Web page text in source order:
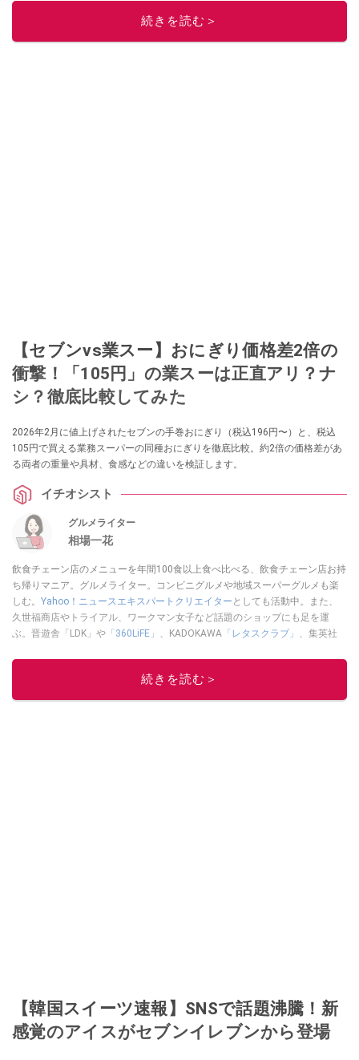
ルメライター、食の専門家として出演実績あり。
続きを読む＞
【セブンvs業スー】おにぎり価格差2倍の
衝撃！「105円」の業スーは正直アリ？ナ
シ？徹底比較してみた
2026年2月に値上げされたセブンの手巻おにぎり（税込196円〜）と、税込
105円で買える業務スーパーの同種おにぎりを徹底比較。約2倍の価格差があ
る両者の重量や具材、食感などの違いを検証します。
イチオシスト
グルメライター
相場一花
飲食チェーン店のメニューを年間100食以上食べ比べる、飲食チェーン店お持
ち帰りマニア。グルメライター。コンビニグルメや地域スーパーグルメも楽
しむ。 Yahoo！ニュースエキスパートクリエイター としても活動中。また、
久世福商店やトライアル、ワークマン女子など話題のショップにも足を運
ぶ。晋遊舎「LDK」や 「360LiFE」 、KADOKAWA 「レタスクラブ」
、集英社
ルメライター、食の専門家として出演実績あり。
続きを読む＞
【韓国スイーツ速報】SNSで話題沸騰！新
感覚のアイスがセブンイレブンから登場